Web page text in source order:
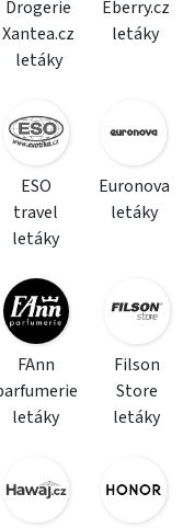
Drogerie
Xantea.cz
letáky
Eberry.cz
letáky
ESO
travel
letáky
Euronova
letáky
FAnn
letáky
Filson
Store
letáky